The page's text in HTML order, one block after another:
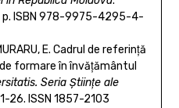
p. ISBN 978-9975-4295-4-
E. Cadrul de referinţă
formare în învăţământul
Seria Ştiinţe ale
26. ISSN 1857-2103